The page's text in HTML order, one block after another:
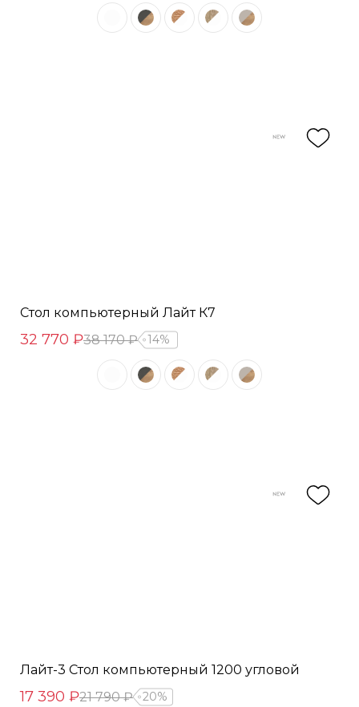
Стол компьютерный Лайт К7
32 770 ₽38 170 ₽ 14%
Лайт-3 Стол компьютерный 1200 угловой
17 390 ₽21 790 ₽ 20%